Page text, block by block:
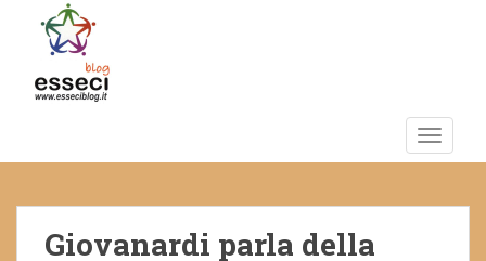
m
Giovanardi parla della